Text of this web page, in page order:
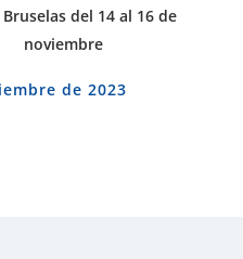
Bruselas del 14 al 16 de
noviembre
de 2023